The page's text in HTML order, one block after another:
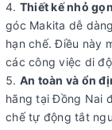
Thiết kế nhỏ
góc Makita dễ
hạn chế. Điều này
các công việc di
An toàn và ổn
hãng tại Đồng Nai
chế tự động tắt